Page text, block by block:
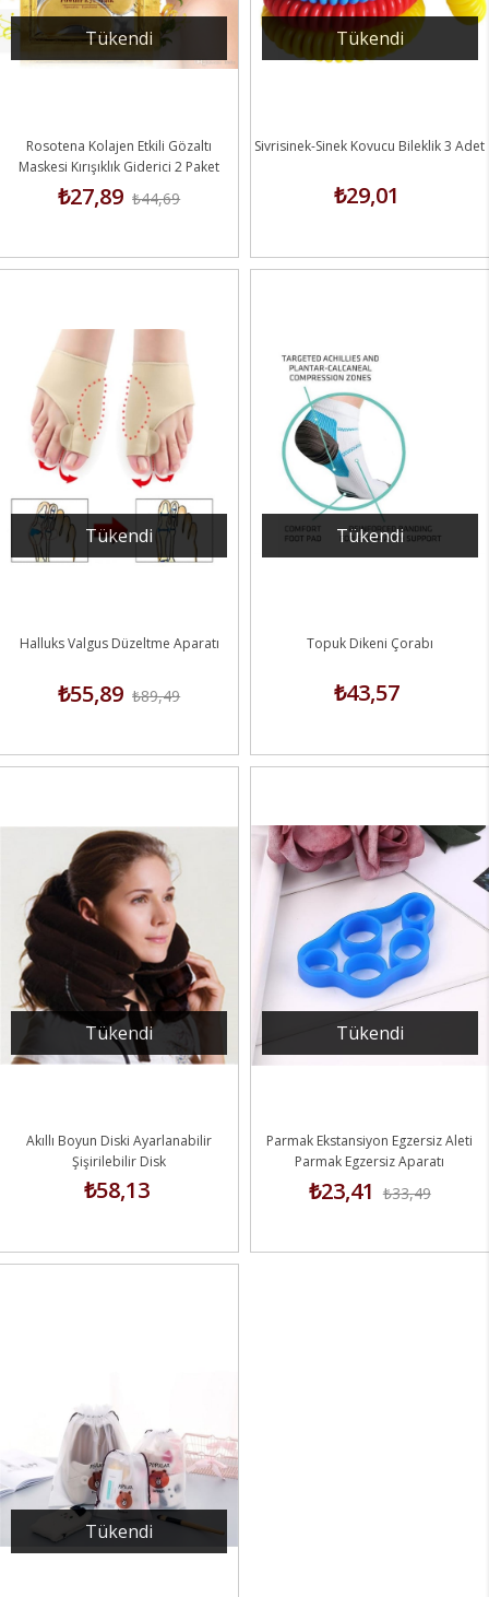
Tükendi
Rosotena Kolajen Etkili Gözaltı
Maskesi Kırışıklık Giderici 2 Paket
₺27,89 ₺44,69
Tükendi
Sivrisinek-Sinek Kovucu Bileklik 3 Adet
₺29,01
Tükendi
Halluks Valgus Düzeltme Aparatı
₺55,89 ₺89,49
Tükendi
Topuk Dikeni Çorabı
₺43,57
Tükendi
Akıllı Boyun Diski Ayarlanabilir
Şişirilebilir Disk
₺58,13
Tükendi
Parmak Ekstansiyon Egzersiz Aleti
Parmak Egzersiz Aparatı
₺23,41 ₺33,49
Tükendi